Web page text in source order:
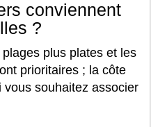
conviennent
?
plus plates et les
prioritaires ; la côte
souhaitez associer